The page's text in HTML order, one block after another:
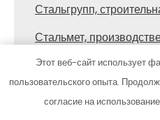
Стальгрупп,
Стальмет,
Стил-Строй,
СТК, строительная
Этот веб-сайт использует
пользовательского опыта.
согласие на